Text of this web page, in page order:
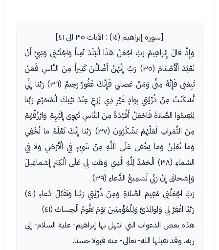
[سورة إبراهيم (١٤) : الآيات ٣٥ الى ٤١]
وَإِذْ قالَ إِبْراهِيمُ رَبِّ اجْعَلْ هَذَا الْبَلَدَ آمِناً وَاجْنُبْنِي وَبَنِيَّ أَنْ
نَعْبُدَ الْأَصْنامَ (٣٥) رَبِّ إِنَّهُنَّ أَضْلَلْنَ كَثِيراً مِنَ النَّاسِ فَمَنْ
تَبِعَنِي فَإِنَّهُ مِنِّي وَمَنْ عَصانِي فَإِنَّكَ غَفُورٌ رَحِيمٌ (٣٦) رَبَّنا إِنِّي
أَسْكَنْتُ مِنْ ذُرِّيَّتِي بِوادٍ غَيْرِ ذِي زَرْعٍ عِنْدَ بَيْتِكَ الْمُحَرَّمِ رَبَّنا
لِيُقِيمُوا الصَّلاةَ فَاجْعَلْ أَفْئِدَةً مِنَ النَّاسِ تَهْوِي إِلَيْهِمْ وَارْزُقْهُمْ
مِنَ الثَّمَراتِ لَعَلَّهُمْ يَشْكُرُونَ (٣٧) رَبَّنا إِنَّكَ تَعْلَمُ ما نُخْفِي
وَما نُعْلِنُ وَما يَخْفى عَلَى اللَّهِ مِنْ شَيْءٍ فِي الْأَرْضِ وَلا فِي
السَّماءِ (٣٨) الْحَمْدُ لِلَّهِ الَّذِي وَهَبَ لِي عَلَى الْكِبَرِ إِسْماعِيلَ
وَإِسْحاقَ إِنَّ رَبِّي لَسَمِيعُ الدُّعاءِ (٣٩)
رَبِّ اجْعَلْنِي مُقِيمَ الصَّلاةِ وَمِنْ ذُرِّيَّتِي رَبَّنا وَتَقَبَّلْ دُعاءِ (٤٠)
رَبَّنَا اغْفِرْ لِي وَلِوالِدَيَّ وَلِلْمُؤْمِنِينَ يَوْمَ يَقُومُ الْحِسابُ (٤١)
هذه بعض الدعوات التي ابتهل بها إبراهيم- عليه السلام- إلى
ربه، وقد تقبلها الله- تعالى- منه قبولا حسنا.